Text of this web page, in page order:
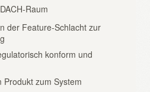
Raum
der Feature-Schlacht zur
konform und
Produkt zum System